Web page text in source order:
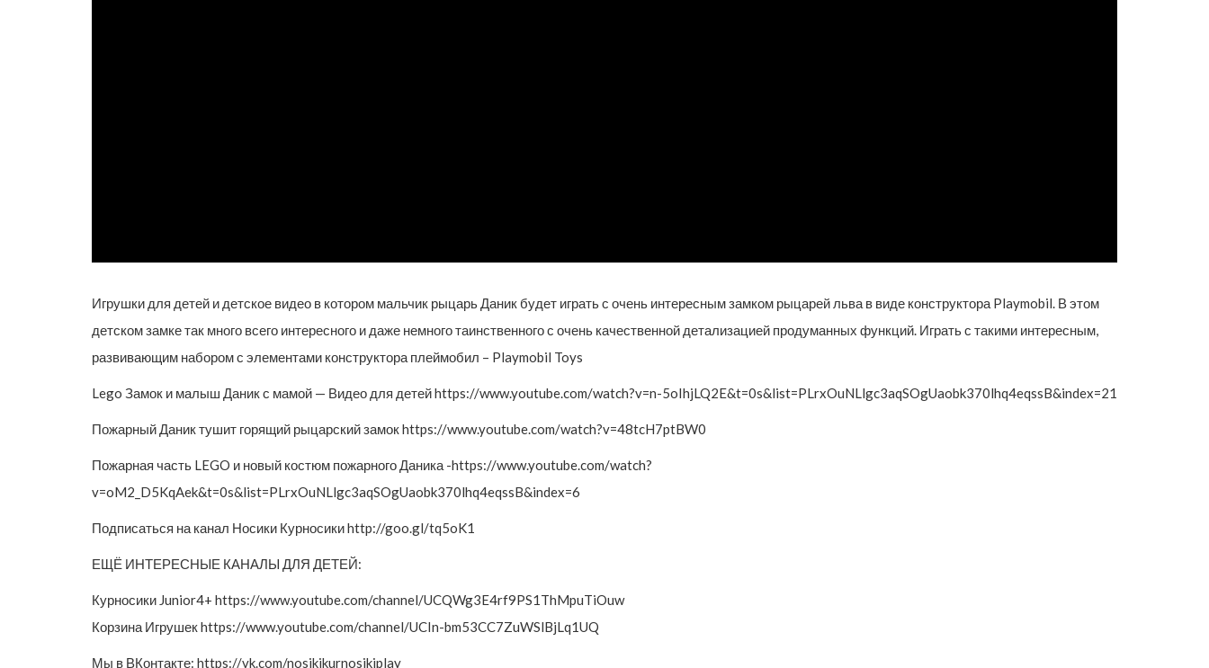
Игрушки для детей и детское видео в котором мальчик рыцарь Даник будет играть с очень интересным замком рыцарей льва в виде конструктора Playmobil. В этом
детском замке так много всего интересного и даже немного таинственного с очень качественной детализацией продуманных функций. Играть с такими интересным,
развивающим набором с элементами конструктора плеймобил – Playmobil Toys
Lego Замок и малыш Даник с мамой — Видео для детей https://www.youtube.com/watch?v=n-5oIhjLQ2E&t=0s&list=PLrxOuNLlgc3aqSOgUaobk370lhq4eqssB&index=21
Пожарный Даник тушит горящий рыцарский замок https://www.youtube.com/watch?v=48tcH7ptBW0
Пожарная часть LEGO и новый костюм пожарного Даника -https://www.youtube.com/watch?
v=oM2_D5KqAek&t=0s&list=PLrxOuNLlgc3aqSOgUaobk370lhq4eqssB&index=6
Подписаться на канал Носики Курносики http://goo.gl/tq5oK1
ЕЩЁ ИНТЕРЕСНЫЕ КАНАЛЫ ДЛЯ ДЕТЕЙ:
Курносики Junior4+ https://www.youtube.com/channel/UCQWg3E4rf9PS1ThMpuTiOuw
Корзина Игрушек https://www.youtube.com/channel/UCIn-bm53CC7ZuWSlBjLq1UQ
Мы в ВКонтакте: https://vk.com/nosikikurnosikiplay